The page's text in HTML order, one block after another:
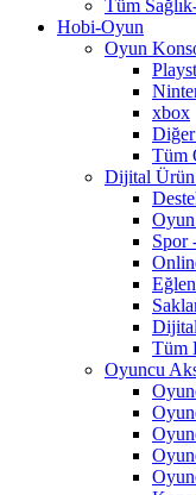
Tüm
Hobi-Oyun
Oyun
xbox
Tüm
Dijital Ürün
Spor
Tüm
Oyuncu